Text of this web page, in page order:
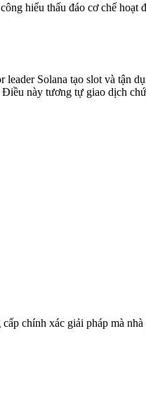
hiểu thấu đáo cơ chế
Solana tạo slot và tận
này tương tự giao dịch
chính xác giải pháp mà